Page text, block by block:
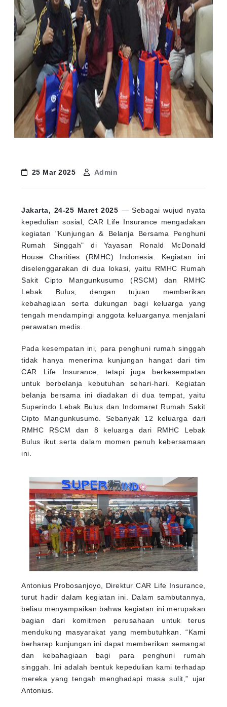
25 Mar 2025 Admin
Jakarta, 24-25 Maret 2025 — Sebagai wujud nyata
kepedulian sosial, CAR Life Insurance mengadakan
kegiatan "Kunjungan & Belanja Bersama Penghuni
Rumah Singgah" di Yayasan Ronald McDonald
House Charities (RMHC) Indonesia. Kegiatan ini
diselenggarakan di dua lokasi, yaitu RMHC Rumah
Sakit Cipto Mangunkusumo (RSCM) dan RMHC
Lebak Bulus, dengan tujuan memberikan
kebahagiaan serta dukungan bagi keluarga yang
tengah mendampingi anggota keluarganya menjalani
perawatan medis.
Pada kesempatan ini, para penghuni rumah singgah
tidak hanya menerima kunjungan hangat dari tim
CAR Life Insurance, tetapi juga berkesempatan
untuk berbelanja kebutuhan sehari-hari. Kegiatan
belanja bersama ini diadakan di dua tempat, yaitu
Superindo Lebak Bulus dan Indomaret Rumah Sakit
Cipto Mangunkusumo. Sebanyak 12 keluarga dari
RMHC RSCM dan 8 keluarga dari RMHC Lebak
Bulus ikut serta dalam momen penuh kebersamaan
ini.
Antonius Probosanjoyo, Direktur CAR Life Insurance,
turut hadir dalam kegiatan ini. Dalam sambutannya,
beliau menyampaikan bahwa kegiatan ini merupakan
bagian dari komitmen perusahaan untuk terus
mendukung masyarakat yang membutuhkan. “Kami
berharap kunjungan ini dapat memberikan semangat
dan kebahagiaan bagi para penghuni rumah
singgah. Ini adalah bentuk kepedulian kami terhadap
mereka yang tengah menghadapi masa sulit,” ujar
Antonius.